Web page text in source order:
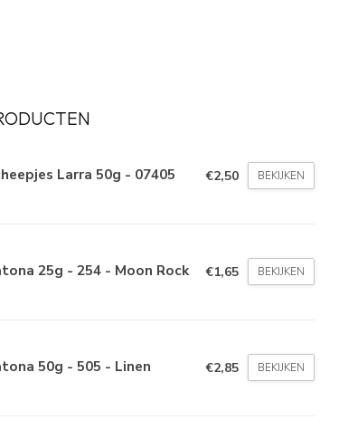
Larra 50g - 07405 €2,50 BEKIJKEN
25g - 254 - Moon Rock €1,65 BEKIJKEN
50g - 505 - Linen €2,85 BEKIJKEN